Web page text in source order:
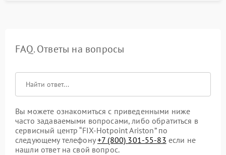
FAQ. Ответы на вопросы
Вы можете ознакомиться с приведенными ниже
часто задаваемыми вопросами, либо обратиться в
сервисный центр “FIX-Hotpoint Ariston” по
следующему телефону+7 (800) 301-55-83 если не
нашли ответ на свой вопрос.